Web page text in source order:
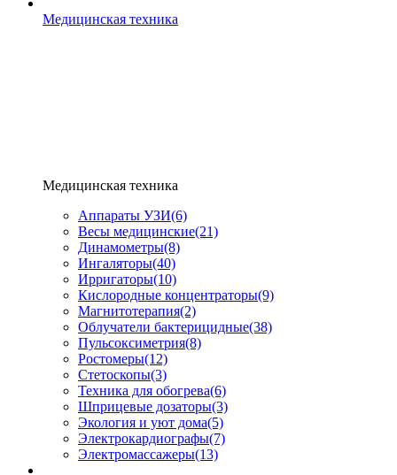
Медицинская техника
Медицинская техника
Аппараты УЗИ(6)
Весы медицинские(21)
Динамометры(8)
Ингаляторы(40)
Ирригаторы(10)
Кислородные концентраторы(9)
Магнитотерапия(2)
Облучатели бактерицидные(38)
Пульсоксиметрия(8)
Ростомеры(12)
Стетоскопы(3)
Техника для обогрева(6)
Шприцевые дозаторы(3)
Экология и уют дома(5)
Электрокардиографы(7)
Электромассажеры(13)